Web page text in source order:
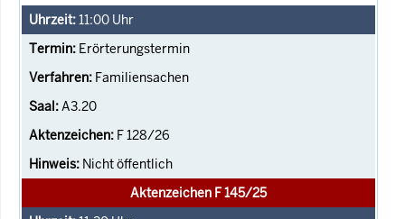
11:00 Uhr
Erörterungstermin
Familiensachen
A3.20
F 128/26
Nicht öffentlich
Aktenzeichen F 145/25